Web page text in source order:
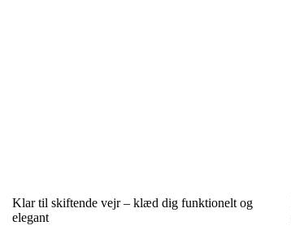
Klar til skiftende vejr – klæd dig funktionelt og
elegant